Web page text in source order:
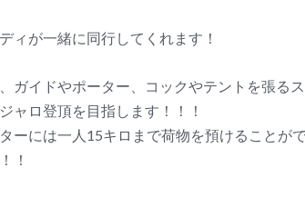
ィが一緒に同行してくれます！
ガイドやポーター、コックやテントを張る
ャロ登頂を目指します！！！
ーには一人15キロまで荷物を預けることが
！